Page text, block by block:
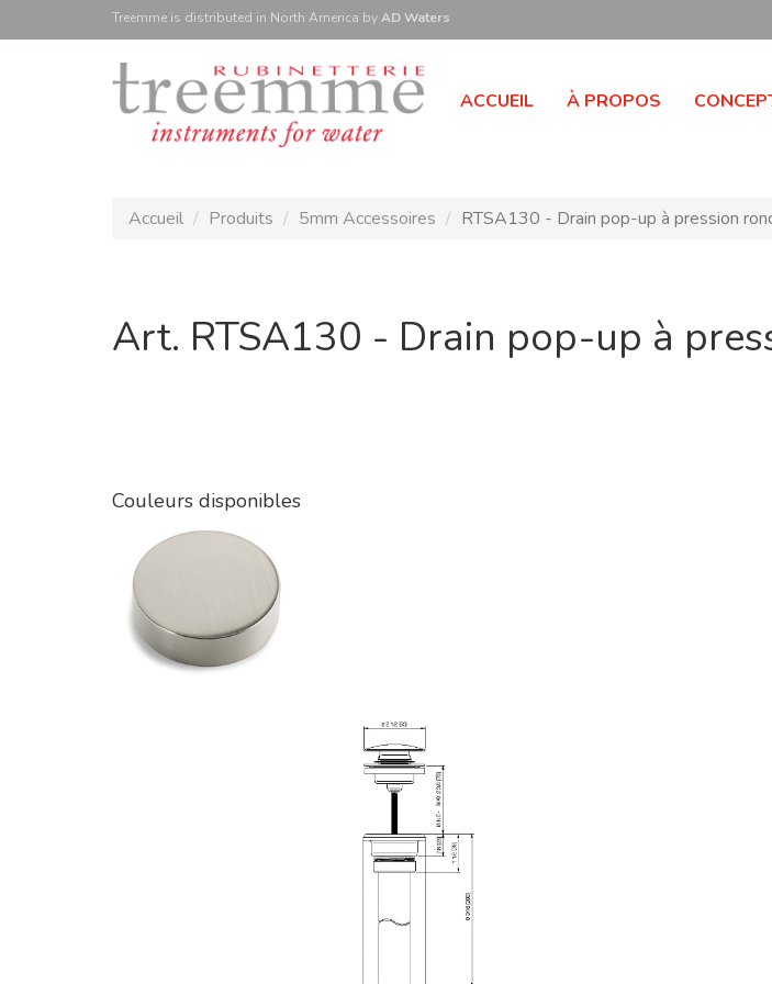
Treemme is distributed in North America byAD Waters
ACCUEIL À PROPOS
Accueil Produits 5mm Accessoires RTSA130 - Drain pop-up à pression
Art. RTSA130 - Drain pop-up à
Couleurs disponibles